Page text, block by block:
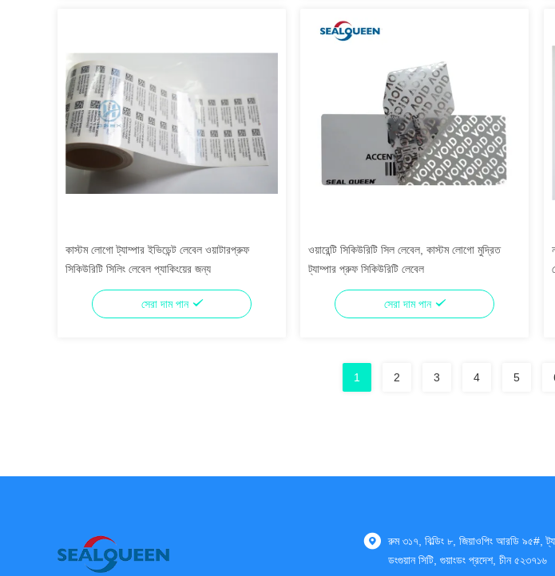
কাস্টম লোগো ট্যাম্পার ইভিডেন্ট লেবেল ওয়াটারপ্রুফ
সিকিউরিটি সিলিং লেবেল প্যাকিংয়ের জন্য
সেরা দাম পান
ওয়ারেন্টি সিকিউরিটি সিল লেবেল, কাস্টম লোগো মুদ্রিত
ট্যাম্পার প্রুফ সিকিউরিটি লেবেল
সেরা দাম পান
1 2 3 4 5
রুম ৩১৭, বিল্ডিং ৮, জিয়াওপিং আরডি ৯৫#,
ডংগুয়ান সিটি, গুয়াংডং প্রদেশ, চীন ৫২৩৭১৬